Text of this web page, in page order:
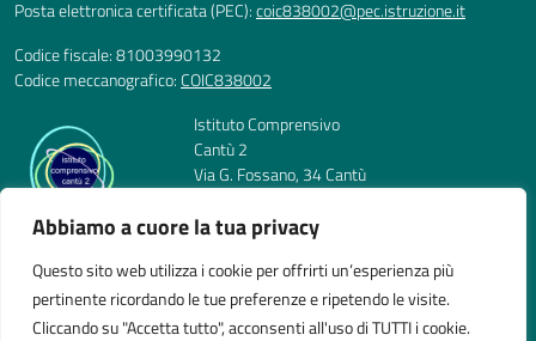
Abbiamo a cuore la tua privacy
Questo sito web utilizza i cookie per offrirti un’esperienza più
pertinente ricordando le tue preferenze e ripetendo le visite.
Cliccando su "Accetta tutto", acconsenti all'uso di TUTTI i cookie.
Posta elettronica certificata (PEC):coic838002@pec.istruzione.it
Codice fiscale: 81003990132
Codice meccanografico:COIC838002
Istituto Comprensivo
Cantù 2
Via G. Fossano, 34 Cantù
E-mail: coic838002@istruzione.it
Codice Meccanografico: COIC838002
Codice Fiscale: 81003990132